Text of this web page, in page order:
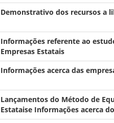
Demonstrativo dos recursos a
Informações referente ao
Empresas Estatais
Informações acerca das
Lançamentos do Método de
Estataise Informações acerca